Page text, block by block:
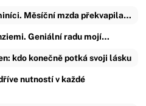
Měsíční mzda překvapila…
Geniální radu mojí…
kdo konečně potká svoji lásku
nutností v každé